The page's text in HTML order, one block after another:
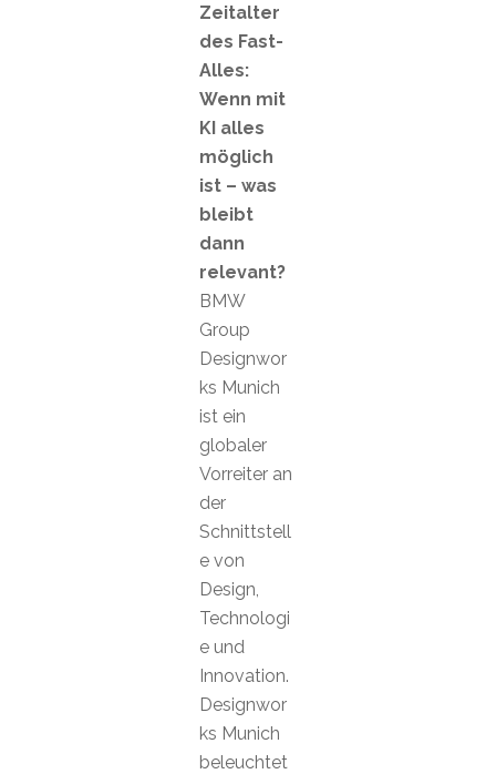
Zeitalter
des Fast-
Alles:
Wenn mit
KI alles
möglich
ist – was
bleibt
dann
relevant?
BMW
Group
Designwor
ks Munich
ist ein
globaler
Vorreiter an
der
Schnittstell
e von
Design,
Technologi
e und
Innovation.
Designwor
ks Munich
beleuchtet